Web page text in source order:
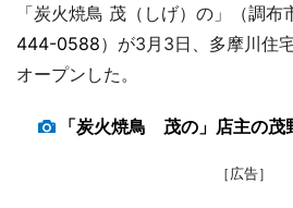
「炭火焼鳥 茂（しげ）の」（調布
444-0588）が3月3日、多摩川住
オープンした。
「炭火焼鳥 茂の」店主の茂
［広告］